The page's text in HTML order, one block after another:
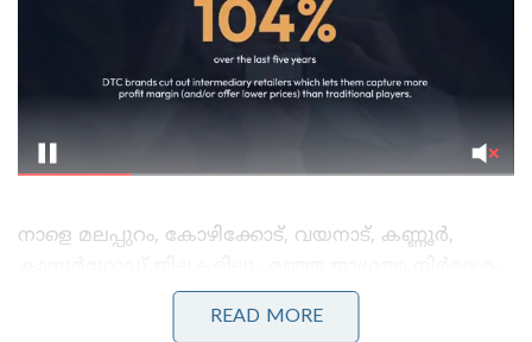
നാളെ മലപ്പുറം, കോഴിക്കോട്, വയനാട്, കണ്ണൂർ,
നിലനിൽക്കുന്നുണ്ട്. ഇടിമിന്നലോട് കൂടിയ
മഴയ്‌ക്കൊപ്പം മണിക്കൂറിൽ 40 കിലോമീറ്റർ വരെ
READ MORE